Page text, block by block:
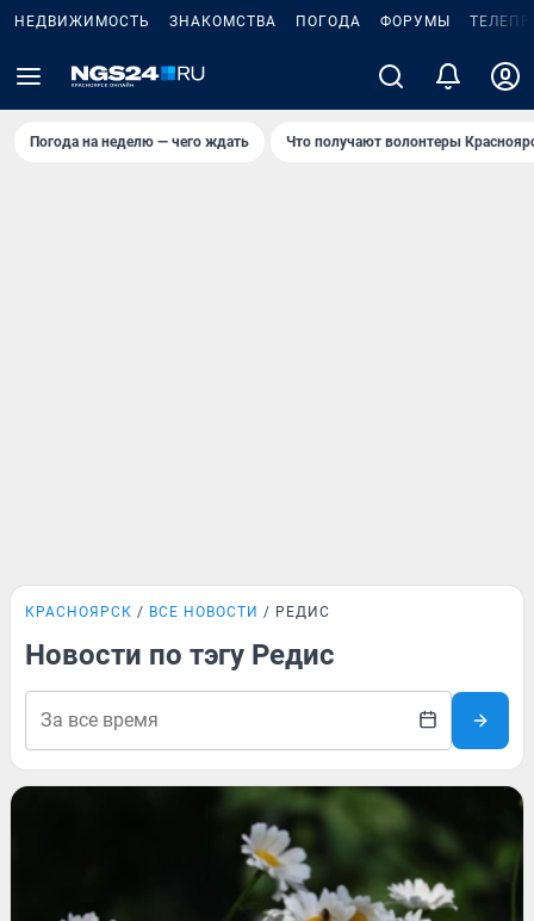
НЕДВИЖИМОСТЬ ЗНАКОМСТВА ПОГОДА ФОРУМЫ
Погода на неделю — чего ждать Что получают волонтеры
КРАСНОЯРСК ВСЕ НОВОСТИ РЕДИС
Новости по тэгу Редис